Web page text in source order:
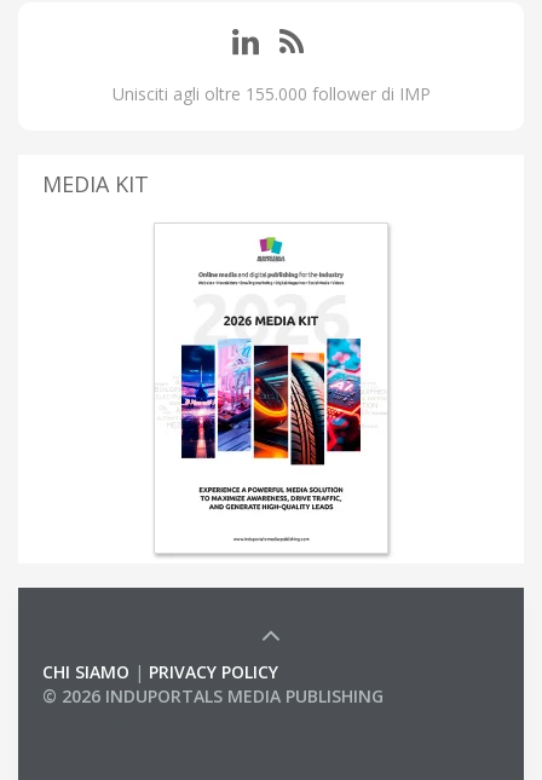
Unisciti agli oltre 155.000 follower di IMP
MEDIA KIT
CHI SIAMO | PRIVACY POLICY
© 2026 INDUPORTALS MEDIA PUBLISHING